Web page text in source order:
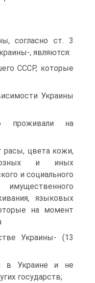
согласно ст. 3
, являются:
СССР, которые
Украины
проживали на
расы, цвета кожи,
и иных
и социального
языковых
на момент
Украины- (13
в Украине и не
государств;